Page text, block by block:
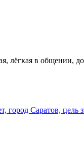
лёгкая в общении,